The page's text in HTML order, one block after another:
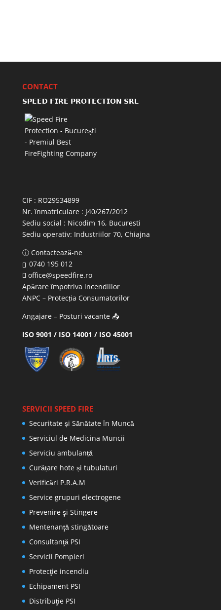
CONTACT
𝗦𝗣𝗘𝗘𝗗 𝗙𝗜𝗥𝗘 𝗣𝗥𝗢𝗧𝗘𝗖𝗧𝗜𝗢𝗡 𝗦𝗥𝗟
CIF : RO29534899
Nr. înmatriculare : J40/267/2012
Sediu social : Nicodim 16, Bucuresti
Sediu operativ: Industriilor 70, Chiajna
ⓘ Contactează-ne
0740 195 012
office@speedfire.ro
Apărare împotriva incendiilor
ANPC– Protecția Consumatorilor
Angajare – Posturi vacante📤
ISO 9001 / ISO 14001 / ISO 45001
SERVICII SPEED FIRE
Securitate și Sănătate în Muncă
Serviciul de Medicina Muncii
Serviciu ambulanță
Curățare hote și tubulaturi
Verificări P.R.A.M
Service grupuri electrogene
Prevenire şi Stingere
Mentenanţă stingătoare
Consultanţă PSI
Servicii Pompieri
Protecţie incendiu
Echipament PSI
Distribuţie PSI